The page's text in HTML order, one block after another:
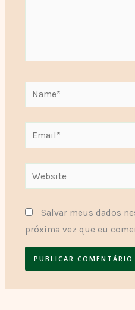
Name*
Email*
Website
Salvar meus dados
próxima vez que eu